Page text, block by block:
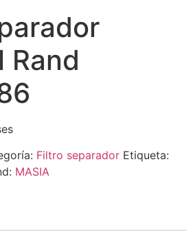
Rand
Filtro separador Etiqueta:
MASIA